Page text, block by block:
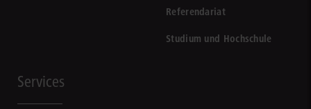
Referendariat
Studium und Hochschule
Services